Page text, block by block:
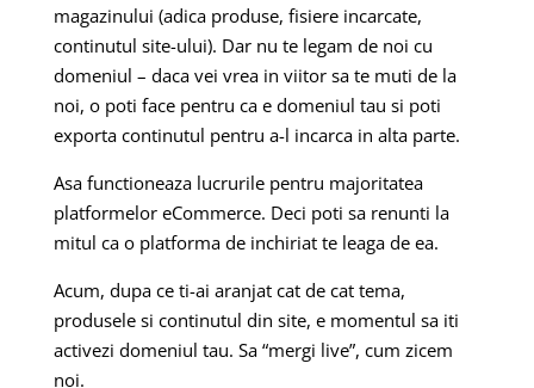
magazinului (adica produse, fisiere incarcate,
continutul site-ului). Dar nu te legam de noi cu
domeniul – daca vei vrea in viitor sa te muti de la
noi, o poti face pentru ca e domeniul tau si poti
exporta continutul pentru a-l incarca in alta parte.
Asa functioneaza lucrurile pentru majoritatea
platformelor eCommerce. Deci poti sa renunti la
mitul ca o platforma de inchiriat te leaga de ea.
Acum, dupa ce ti-ai aranjat cat de cat tema,
produsele si continutul din site, e momentul sa iti
activezi domeniul tau. Sa “mergi live”, cum zicem
noi.